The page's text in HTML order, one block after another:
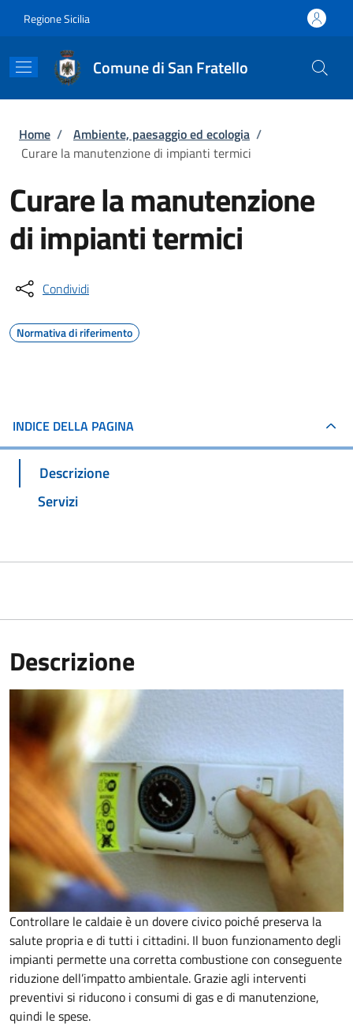
Regione Sicilia
Comune di San Fratello
Briciole di pane
Home / Ambiente, paesaggio ed ecologia /
Curare la manutenzione di impianti termici
Curare la manutenzione
di impianti termici
Condividi
Normativa di riferimento
INDICE DELLA PAGINA
Descrizione
Servizi
Descrizione
Controllare le caldaie è un dovere civico poiché preserva la
salute propria e di tutti i cittadini. Il buon funzionamento degli
impianti permette una corretta combustione con conseguente
riduzione dell’impatto ambientale. Grazie agli interventi
preventivi si riducono i consumi di gas e di manutenzione,
quindi le spese.